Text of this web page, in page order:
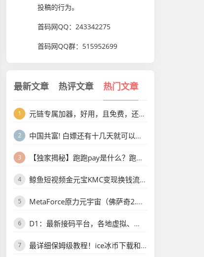
投稿的行为。
首码网QQ：243342275
首码网QQ群： 515952699
最新文章 热评文章 热门文章
1 全网首码➕扶持【穿山甲】浏览一个广告5元，亲测日赚150元，注册就能赚。
2 【趣盈利】人人可做，快抖系正规赛道，可以批量矩阵！
3 米无忧开通图文带货，利用抖音黑科技商城快速涨粉1000+，单日变现2W！
4 新平台上线全民0撸合法平台6个广告滑落模式
5 无需投资！绿色正规项目！米无忧图文带货·抖音一键授权，托管躺赚！
6 哈希挂机软件：ATM财神量化，智能赚钱策略，支持所有哈希平台，永久躺赚！
7 趣玩通微信小游戏福利升级！新人红包+每日红包人人有份，零门槛上手